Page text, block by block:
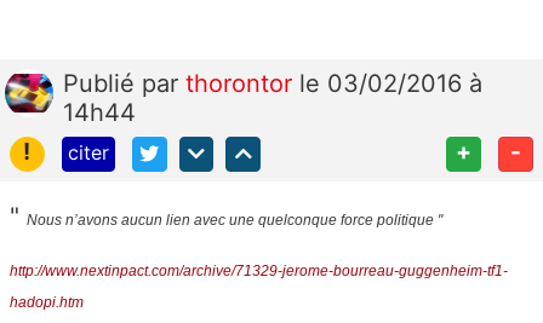
Publié par thorontor le 03/02/2016 à
14h44
!
citer + -
" Nous n’avons aucun lien avec une quelconque force politique "
http://www.nextinpact.com/archive/71329-jerome-bourreau-guggenheim-tf1-
hadopi.htm